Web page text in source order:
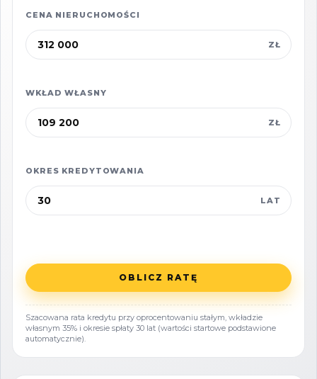
lub inne niekolidujące z zabudową
mieszkaniową.
użytkowe poddasze
dachdwuspadowy lub naczółkowy
nachylenia38-50°,
powierzchnia zabudowy:
powierzchni działki,
powierzchnia biologicznie czynna:
minimum 60%,
intensywność zabudowy:0,25-0,30,
CENA NIERUCHOMOŚCI
ZŁ
WKŁAD WŁASNY
ZŁ
OKRES KREDYTOWANIA
LAT
OBLICZ RATĘ
Szacowana rata kredytu przy oprocentowaniu stałym, wkładzie
własnym 35% i okresie spłaty 30 lat (wartości startowe podstawione
automatycznie).